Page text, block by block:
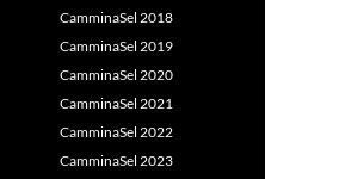
CamminaSel 2018
CamminaSel 2019
CamminaSel 2020
CamminaSel 2021
CamminaSel 2022
CamminaSel 2023